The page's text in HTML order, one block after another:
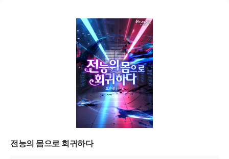
전능의 몸으로 회귀하다